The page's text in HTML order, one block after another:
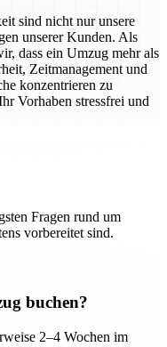
sind nicht nur unsere
unserer Kunden. Als
dass ein Umzug mehr als
Zeitmanagement und
konzentrieren zu
Vorhaben stressfrei und
Fragen rund um
vorbereitet sind.
buchen?
2–4 Wochen im